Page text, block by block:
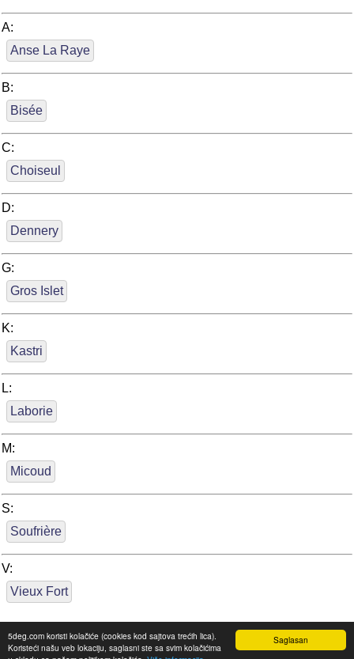
Saglasan
5deg.com koristi kolačiće (cookies kod sajtova trećih lica).
Koristeći našu veb lokaciju, saglasni ste sa svim kolačićima
A:
Anse La Raye
B:
Bisée
C:
Choiseul
D:
Dennery
G:
Gros Islet
K:
Kastri
L:
Laborie
M:
Micoud
S:
Soufrière
V:
Vieux Fort